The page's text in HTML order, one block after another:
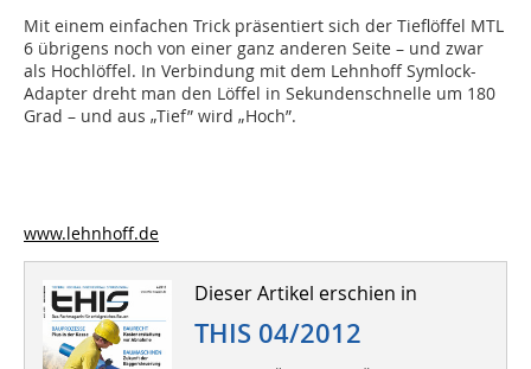
Mit einem einfachen Trick präsentiert sich der Tieflöffel MTL
6 übrigens noch von einer ganz anderen Seite – und zwar
als Hochlöffel. In Verbindung mit dem Lehnhoff Symlock-
Adapter dreht man den Löffel in Sekundenschnelle um 180
Grad – und aus „Tief” wird „Hoch”.
www.lehnhoff.de
Dieser Artikel erschien in
THIS 04/2012